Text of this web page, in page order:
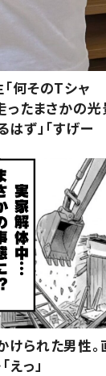
何そのTシャ
ったまさかの光
ず」「すげー
られた男性。
っ」